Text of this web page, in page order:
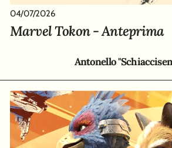
04/07/2026
Marvel Tokon - Anteprima
Antonello